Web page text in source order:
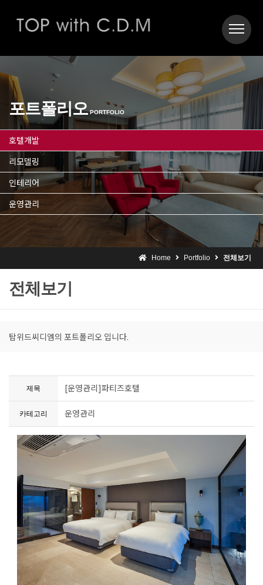
포트폴리오 PORTFOLIO
호텔개발
리모델링
인테리어
운영관리
Home Portfolio 전체보기
전체보기
탑위드씨디엠의 포트폴리오 입니다.
제목 [운영관리]파티즈호텔
카테고리 운영관리